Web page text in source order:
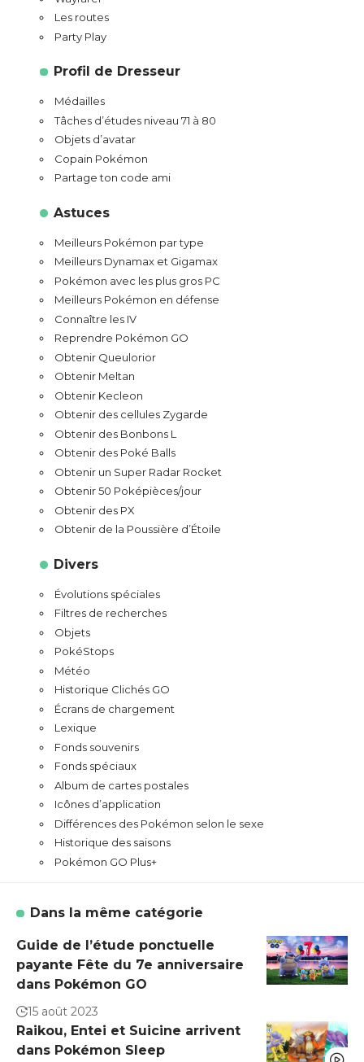
Les routes
Party Play
Profil de Dresseur
Médailles
Tâches d’études niveau 71 à 80
Objets d’avatar
Copain Pokémon
Partage ton code ami
Astuces
Meilleurs Pokémon par type
Meilleurs Dynamax et Gigamax
Pokémon avec les plus gros PC
Meilleurs Pokémon en défense
Connaître les IV
Reprendre Pokémon GO
Obtenir Queulorior
Obtenir Meltan
Obtenir Kecleon
Obtenir des cellules Zygarde
Obtenir des Bonbons L
Obtenir des Poké Balls
Obtenir un Super Radar Rocket
Obtenir 50 Poképièces/jour
Obtenir des PX
Obtenir de la Poussière d’Étoile
Divers
Évolutions spéciales
Filtres de recherches
Objets
PokéStops
Météo
Historique Clichés GO
Écrans de chargement
Lexique
Fonds souvenirs
Fonds spéciaux
Album de cartes postales
Icônes d’application
Différences des Pokémon selon le sexe
Historique des saisons
Pokémon GO Plus+
Dans la même catégorie
Guide de l’étude ponctuelle
payante Fête du 7e anniversaire
dans Pokémon GO
15 août 2023
Raikou, Entei et Suicine arrivent
dans Pokémon Sleep